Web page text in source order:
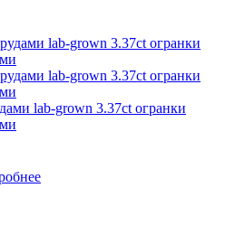
lab-grown 3.37ct огранки